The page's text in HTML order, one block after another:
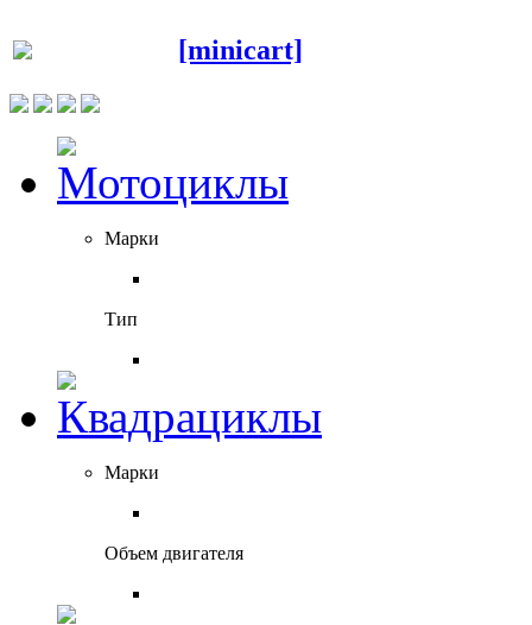
[minicart]
Марки
Тип
Марки
Объем двигателя